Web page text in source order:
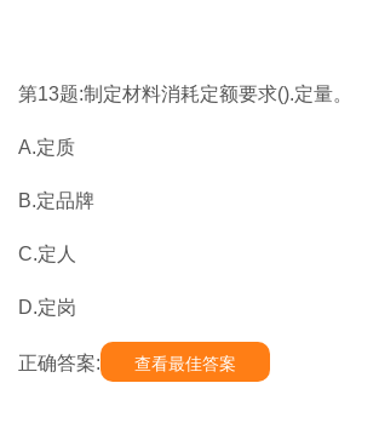
第13题:制定材料消耗定额要求().定量。
A.定质
B.定品牌
C.定人
D.定岗
正确答案: 查看最佳答案